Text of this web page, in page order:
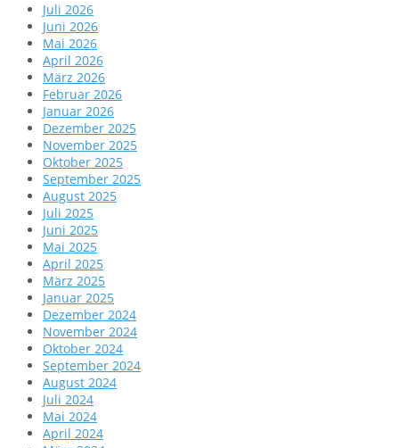
Juli 2026
Juni 2026
Mai 2026
April 2026
März 2026
Februar 2026
Januar 2026
Dezember 2025
November 2025
Oktober 2025
September 2025
August 2025
Juli 2025
Juni 2025
Mai 2025
April 2025
März 2025
Januar 2025
Dezember 2024
November 2024
Oktober 2024
September 2024
August 2024
Juli 2024
Mai 2024
April 2024